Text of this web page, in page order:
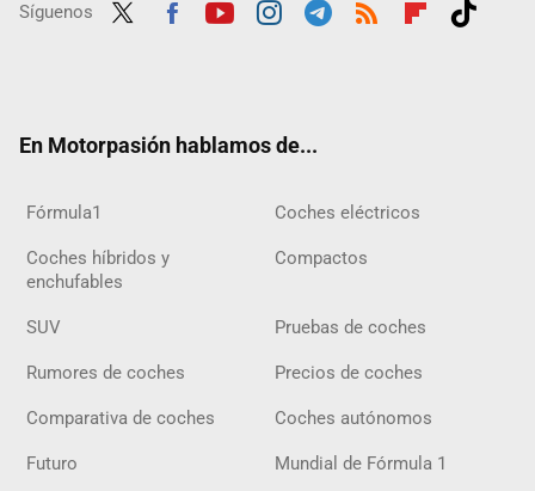
Síguenos
En Motorpasión hablamos de...
Fórmula1 Coches eléctricos
Coches híbridos y
enchufables
Compactos
SUV Pruebas de coches
Rumores de coches Precios de coches
Comparativa de coches Coches autónomos
Futuro Mundial de Fórmula 1